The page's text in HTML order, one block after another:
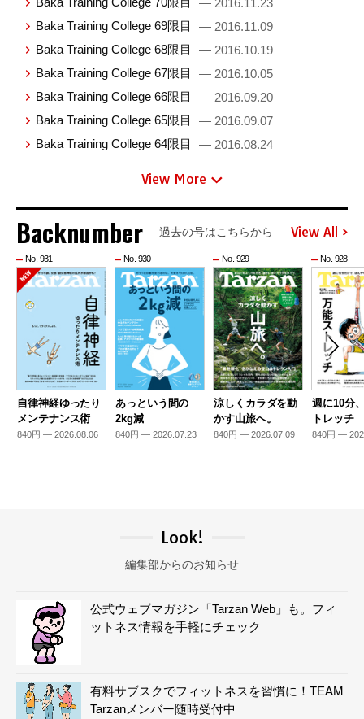
— 2016.11.23
Baka Training College 69限目
— 2016.11.09
Baka Training College 68限目
— 2016.10.19
Baka Training College 67限目
— 2016.10.05
Baka Training College 66限目
— 2016.09.20
Baka Training College 65限目
— 2016.09.07
Baka Training College 64限目
— 2016.08.24
View More
Backnumber 過去の号はこちらから View All
No. 931
自律神経ゆったり
メンテナンス術
840円 — 2026.08.06
No. 930
あっという間の
2kg減
840円 — 2026.07.23
No. 929
涼しくカラダを動
かす山旅へ。
840円 — 2026.07.09
No. 928
週に10分
トレッチ
840円 —
Look!
編集部からのお知らせ
公式ウェブマガジン「Tarzan Web」も。フィ
ットネス情報を手軽にチェック
有料サブスクでフィットネスを習慣に！TEAM
Tarzanメンバー随時受付中